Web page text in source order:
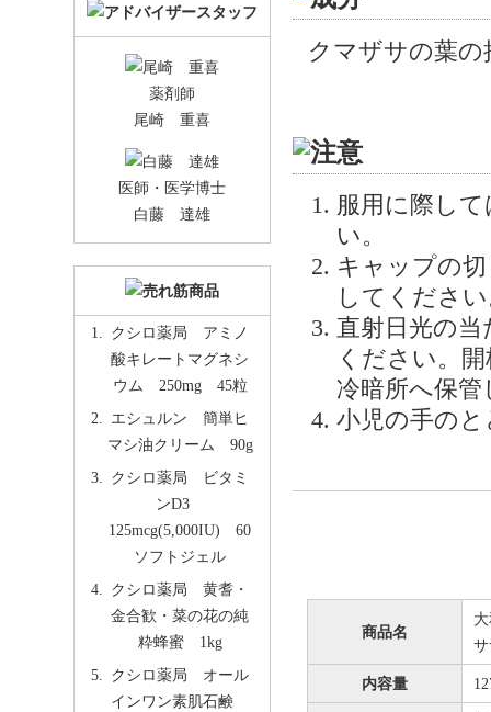
クマザサの葉の
服用に際し
い。
キャップの
してくださ
直射日光の
ください。
冷暗所へ保
小児の手の
商品名
内容量
薬剤師
尾崎 重喜
医師・医学博士
白藤 達雄
クシロ薬局 アミノ
酸キレートマグネシ
ウム 250mg 45粒
エシュルン 簡単ヒ
マシ油クリーム 90g
クシロ薬局 ビタミ
ンD3
125mcg(5,000IU) 60
ソフトジェル
クシロ薬局 黄耆・
金合歓・菜の花の純
粋蜂蜜 1kg
クシロ薬局 オール
インワン素肌石鹸